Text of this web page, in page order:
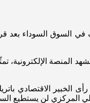
السوق السوداء بعد
الإلكترونية،
الخبير الاقتصادي
المركزي لن